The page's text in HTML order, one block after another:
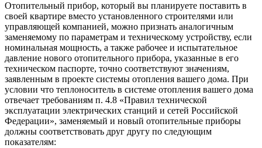
Отопительный прибор, который вы планируете поставить в
своей квартире вместо установленного строителями или
управляющей компанией, можно признать аналогичным
заменяемому по параметрам и техническому устройству, если
номинальная мощность, а также рабочее и испытательное
давление нового отопительного прибора, указанные в его
техническом паспорте, точно соответствуют значениям,
заявленным в проекте системы отопления вашего дома. При
условии что теплоноситель в системе отопления вашего дома
отвечает требованиям п. 4.8 «Правил технической
эксплуатации электрических станций и сетей Российской
Федерации», заменяемый и новый отопительные приборы
должны соответствовать друг другу по следующим
показателям: